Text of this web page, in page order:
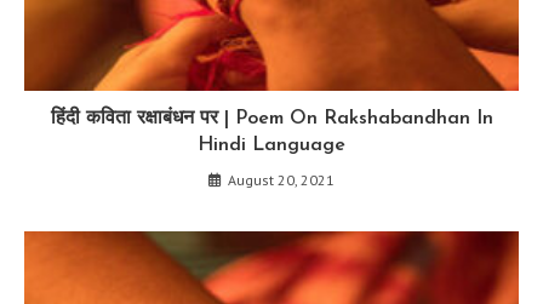
हिंदी कविता रक्षाबंधन पर | Poem On Rakshabandhan In
Hindi Language
August 20, 2021